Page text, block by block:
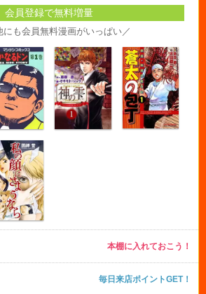
会員登録で無料増量
にも会員無料漫画がいっぱい／
本棚に入れておこう！
毎日来店ポイントGET！